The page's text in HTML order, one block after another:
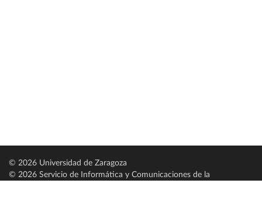
© 2026 Universidad de Zaragoza
© 2026 Servicio de Informática y Comunicaciones de la